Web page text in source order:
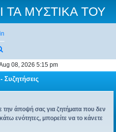
ΜΥΣΤΙΚΑ ΤΟΥ
08, 2026 5:15 pm
την άποψή σας για ζητήματα που δεν
ενότητες, μπορείτε να το κάνετε